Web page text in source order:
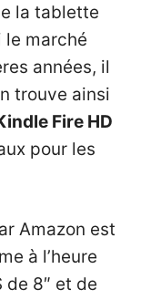
la tablette
le marché
années, il
trouve ainsi
Fire HD
pour les
Amazon est
à l’heure
de 8″ et de